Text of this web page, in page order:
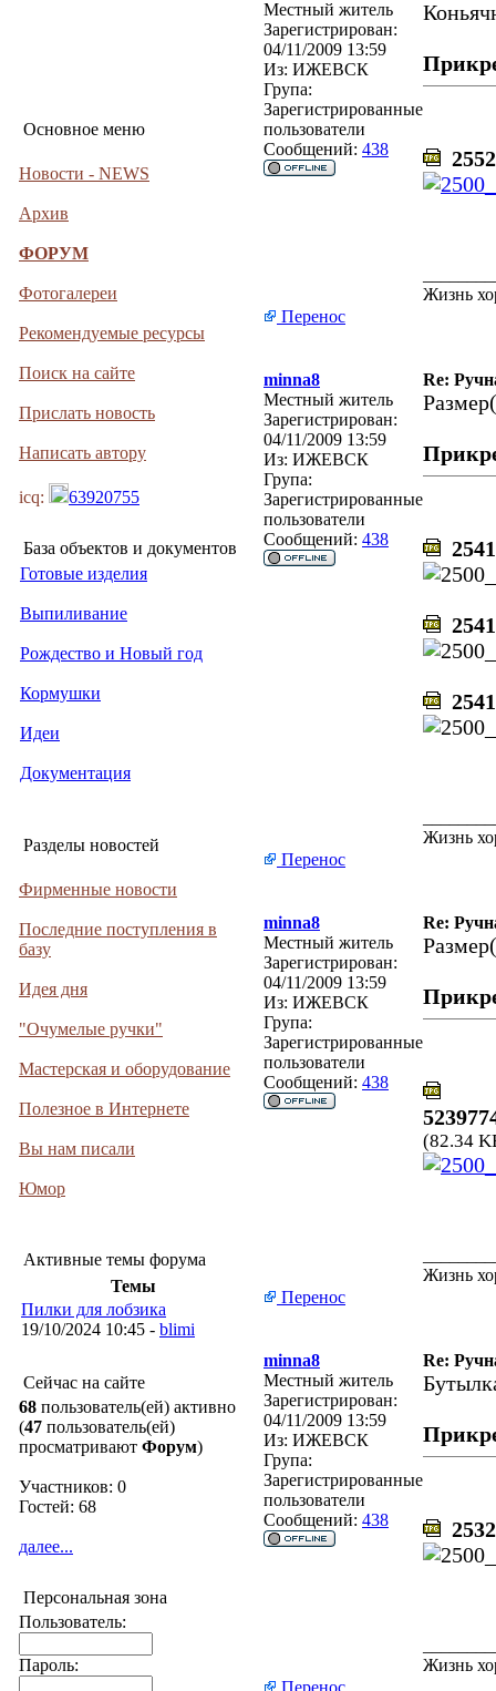
Основное меню
Новости - NEWS
Архив
ФОРУМ
Фотогалереи
Рекомендуемые ресурсы
Поиск на сайте
Прислать новость
Написать автору
icq: 63920755
База объектов и документов
Готовые изделия
Выпиливание
Рождество и Новый год
Кормушки
Идеи
Документация
Разделы новостей
Фирменные новости
Последние поступления в
базу
Идея дня
"Очумелые ручки"
Мастерская и оборудование
Полезное в Интернете
Вы нам писали
Юмор
Активные темы форума
Темы
Пилки для лобзика
19/10/2024 10:45 - blimi
Сейчас на сайте
68 пользователь(ей) активно
(47 пользователь(ей)
просматривают Форум)
Участников: 0
Гостей: 68
далее...
Персональная зона
Пользователь:
Пароль:
Местный житель
Зарегистрирован:
04/11/2009 13:59
Из: ИЖЕВСК
Група:
Зарегистрированные
пользователи
Сообщений: 438
Жизнь
Перенос
minna8
Re:
Местный житель
Зарегистрирован:
04/11/2009 13:59
Из: ИЖЕВСК
Група:
Зарегистрированные
пользователи
Сообщений: 438
Жизнь
Перенос
minna8
Re:
Местный житель
Зарегистрирован:
04/11/2009 13:59
Из: ИЖЕВСК
Група:
Зарегистрированные
пользователи
Сообщений: 438
(82.34
Жизнь
Перенос
minna8
Re:
Местный житель
Зарегистрирован:
04/11/2009 13:59
Из: ИЖЕВСК
Група:
Зарегистрированные
пользователи
Сообщений: 438
Жизнь
Перенос